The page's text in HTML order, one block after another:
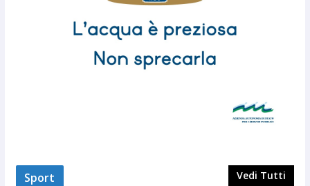
Sport Vedi Tutti